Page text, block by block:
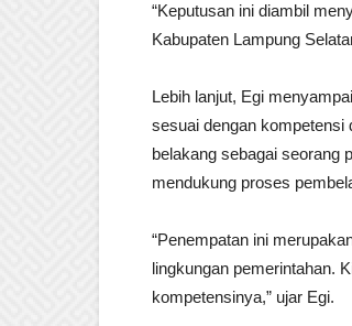
“Keputusan ini diambil
Kabupaten Lampung
Lebih lanjut, Egi
sesuai dengan
belakang sebagai seorang
mendukung proses
“Penempatan ini
lingkungan pemerintahan.
kompetensinya,” ujar Egi.